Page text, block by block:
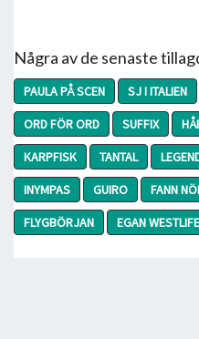
Några av de senaste
PAULA PÅ SCEN SJ I ITALIEN
ORD FÖR ORD
SUFFIX
KARPFISK
TANTAL
INYMPAS
GUIRO FANN
FLYGBÖRJAN
EGAN WESTLIFE